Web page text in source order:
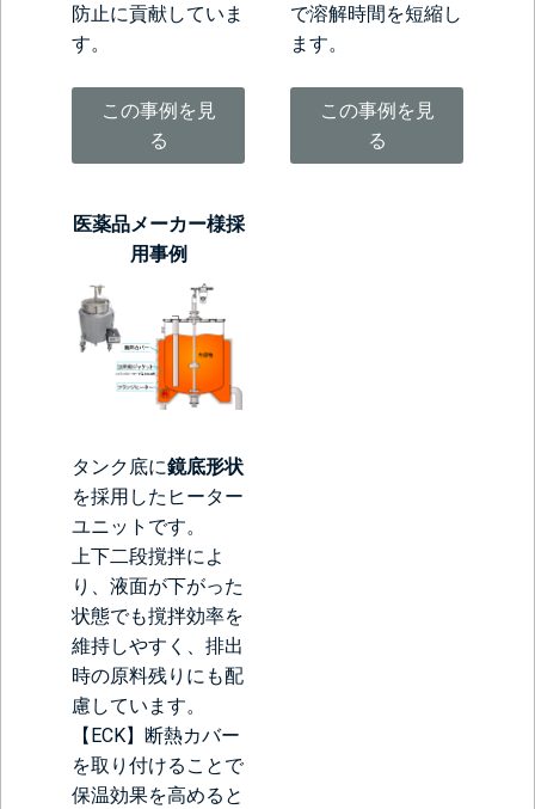
防止に貢献していま
す。
この事例を見
る
で溶解時間を短縮し
ます。
この事例を見
る
医薬品メーカー様採
用事例
タンク底に鏡底形状
を採用したヒーター
ユニットです。
上下二段撹拌によ
り、液面が下がった
状態でも撹拌効率を
維持しやすく、排出
時の原料残りにも配
慮しています。
【ECK】断熱カバー
を取り付けることで
保温効果を高めると